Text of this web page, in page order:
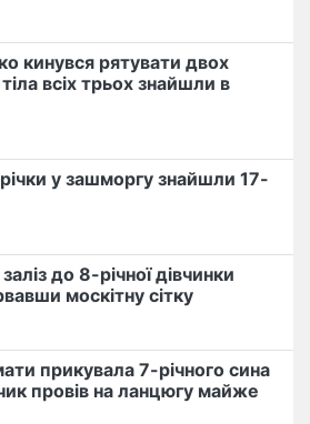
кинувся рятувати двох
всіх трьох знайшли в
у зашморгу знайшли 17-
до 8-річної дівчинки
москітну сітку
прикувала 7-річного сина
провів на ланцюгу майже